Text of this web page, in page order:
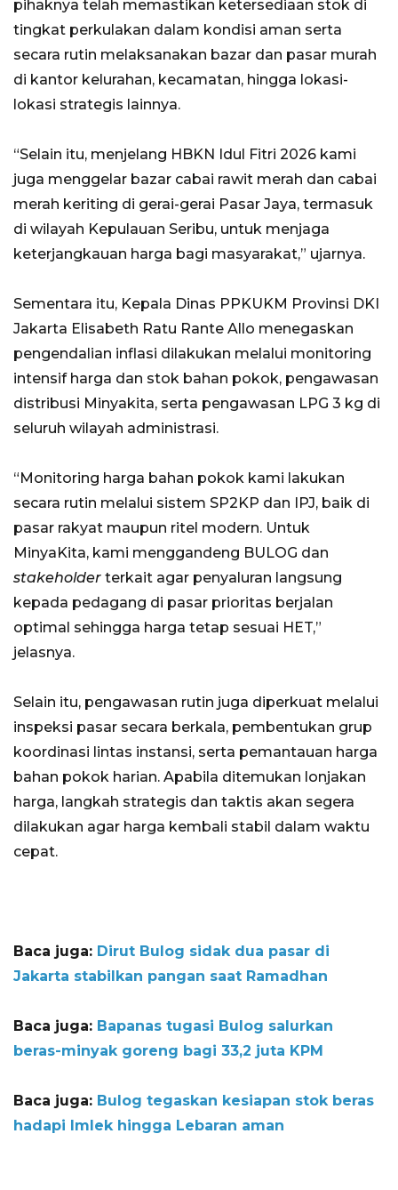
pihaknya telah memastikan ketersediaan stok di
tingkat perkulakan dalam kondisi aman serta
secara rutin melaksanakan bazar dan pasar murah
di kantor kelurahan, kecamatan, hingga lokasi-
lokasi strategis lainnya.
“Selain itu, menjelang HBKN Idul Fitri 2026 kami
juga menggelar bazar cabai rawit merah dan cabai
merah keriting di gerai-gerai Pasar Jaya, termasuk
di wilayah Kepulauan Seribu, untuk menjaga
keterjangkauan harga bagi masyarakat,” ujarnya.
Sementara itu, Kepala Dinas PPKUKM Provinsi DKI
Jakarta Elisabeth Ratu Rante Allo menegaskan
pengendalian inflasi dilakukan melalui monitoring
intensif harga dan stok bahan pokok, pengawasan
distribusi Minyakita, serta pengawasan LPG 3 kg di
seluruh wilayah administrasi.
“Monitoring harga bahan pokok kami lakukan
secara rutin melalui sistem SP2KP dan IPJ, baik di
pasar rakyat maupun ritel modern. Untuk
MinyaKita, kami menggandeng BULOG dan
stakeholder terkait agar penyaluran langsung
kepada pedagang di pasar prioritas berjalan
optimal sehingga harga tetap sesuai HET,”
jelasnya.
Selain itu, pengawasan rutin juga diperkuat melalui
inspeksi pasar secara berkala, pembentukan grup
koordinasi lintas instansi, serta pemantauan harga
bahan pokok harian. Apabila ditemukan lonjakan
harga, langkah strategis dan taktis akan segera
dilakukan agar harga kembali stabil dalam waktu
cepat.
Baca juga: Dirut Bulog sidak dua pasar di
Jakarta stabilkan pangan saat Ramadhan
Baca juga: Bapanas tugasi Bulog salurkan
beras-minyak goreng bagi 33,2 juta KPM
Baca juga: Bulog tegaskan kesiapan stok beras
hadapi Imlek hingga Lebaran aman